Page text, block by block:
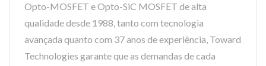
Opto-MOSFET e Opto-SiC MOSFET de alta
qualidade desde 1988, tanto com tecnologia
avançada quanto com 37 anos de experiência, Toward
Technologies garante que as demandas de cada